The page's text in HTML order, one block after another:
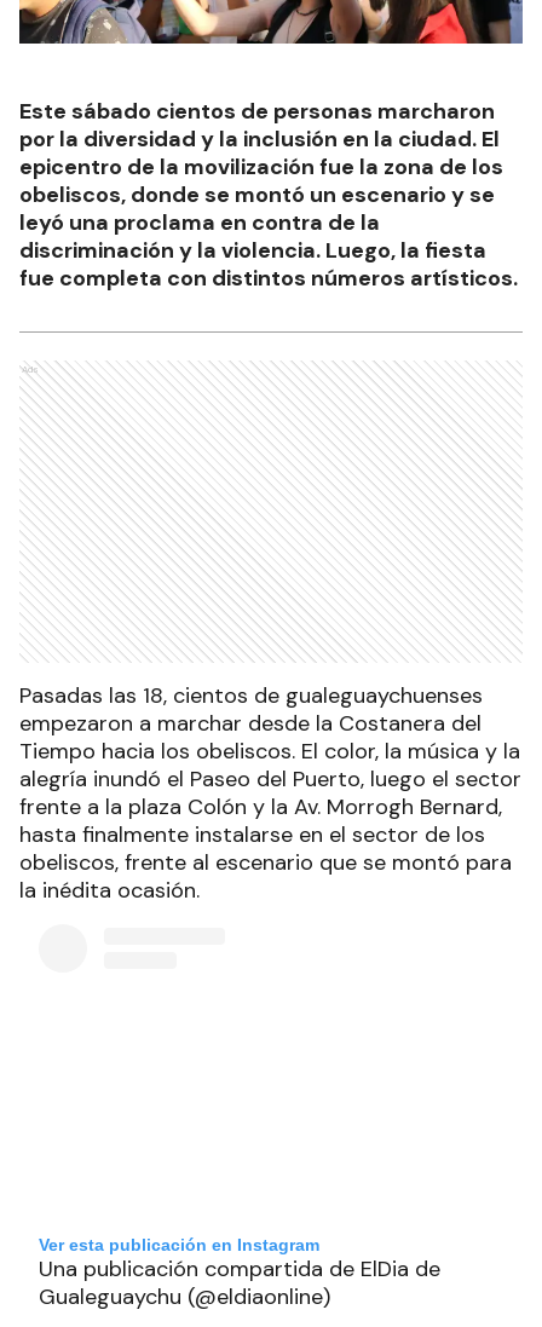
Este sábado cientos de personas marcharon
por la diversidad y la inclusión en la ciudad. El
epicentro de la movilización fue la zona de los
obeliscos, donde se montó un escenario y se
leyó una proclama en contra de la
discriminación y la violencia. Luego, la fiesta
fue completa con distintos números artísticos.
Ads
Pasadas las 18, cientos de gualeguaychuenses
empezaron a marchar desde la Costanera del
Tiempo hacia los obeliscos. El color, la música y la
alegría inundó el Paseo del Puerto, luego el sector
frente a la plaza Colón y la Av. Morrogh Bernard,
hasta finalmente instalarse en el sector de los
obeliscos, frente al escenario que se montó para
la inédita ocasión.
Ver esta publicación en Instagram
Una publicación compartida de ElDia de
Gualeguaychu (@eldiaonline)